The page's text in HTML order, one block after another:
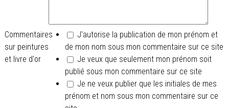
Commentaires
sur peintures
et livre d'or
J'autorise la publication de mon prénom et
de mon nom sous mon commentaire sur ce site
Je veux que seulement mon prénom soit
publié sous mon commentaire sur ce site
Je ne veux publier que les initiales de mes
prénom et nom sous mon commentaire sur ce